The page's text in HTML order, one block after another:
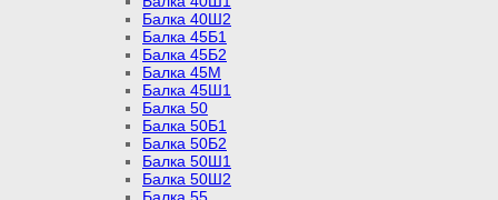
Балка 40Ш2
Балка 45Б1
Балка 45Б2
Балка 45М
Балка 45Ш1
Балка 50
Балка 50Б1
Балка 50Б2
Балка 50Ш1
Балка 50Ш2